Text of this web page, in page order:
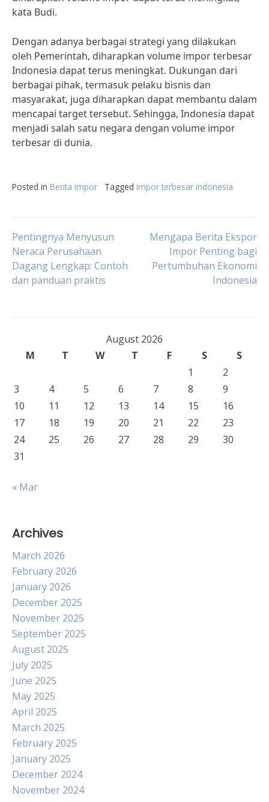
kata Budi.
Dengan adanya berbagai strategi yang dilakukan
oleh Pemerintah, diharapkan volume impor terbesar
Indonesia dapat terus meningkat. Dukungan dari
berbagai pihak, termasuk pelaku bisnis dan
masyarakat, juga diharapkan dapat membantu dalam
mencapai target tersebut. Sehingga, Indonesia dapat
menjadi salah satu negara dengan volume impor
terbesar di dunia.
Posted in Berita Impor Tagged impor terbesar indonesia
Post
navigation
Pentingnya Menyusun
Neraca Perusahaan
Dagang Lengkap: Contoh
dan panduan praktis
Mengapa Berita Ekspor
Impor Penting bagi
Pertumbuhan Ekonomi
Indonesia
August 2026
M
T W T F S
S
1
2
3
4 5 6 7 8
9
10
11 12 13 14 15
16
17
18 19 20 21 22
23
24
25 26 27 28 29
30
31
« Mar
Archives
March 2026
February 2026
January 2026
December 2025
November 2025
September 2025
August 2025
July 2025
June 2025
May 2025
April 2025
March 2025
February 2025
January 2025
December 2024
November 2024